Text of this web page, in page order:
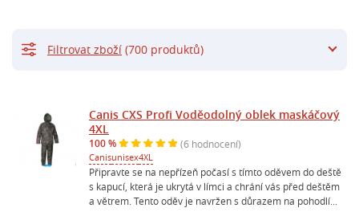
Canis CXS Profi Voděodolný oblek maskáčový
4XL
100 % (6 hodnocení)
Canisunisex4XL
Připravte se na nepřízeň počasí s tímto oděvem do deště
s kapucí, která je ukrytá v límci a chrání vás před deštěm
a větrem. Tento oděv je navržen s důrazem na pohodlí...
Filtrovat zboží (700 produktů)